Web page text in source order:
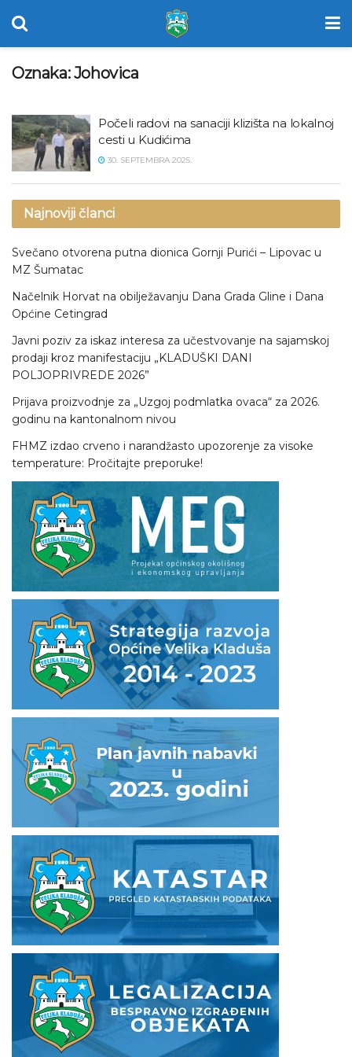
Oznaka:Johovica
Počeli radovi na sanaciji klizišta na lokalnoj
cesti u Kudićima
30. SEPTEMBRA 2025.
Najnoviji članci
Svečano otvorena putna dionica Gornji Purići – Lipovac u
MZ Šumatac
Načelnik Horvat na obilježavanju Dana Grada Gline i Dana
Općine Cetingrad
Javni poziv za iskaz interesa za učestvovanje na sajamskoj
prodaji kroz manifestaciju „KLADUŠKI DANI
POLJOPRIVREDE 2026”
Prijava proizvodnje za „Uzgoj podmlatka ovaca“ za 2026.
godinu na kantonalnom nivou
FHMZ izdao crveno i narandžasto upozorenje za visoke
temperature: Pročitajte preporuke!